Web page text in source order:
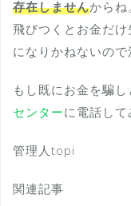
存在しませんから
飛びつくとお金だ
になりかねないので
もし既にお金を騙
センターに電話して
管理人topi
関連記事